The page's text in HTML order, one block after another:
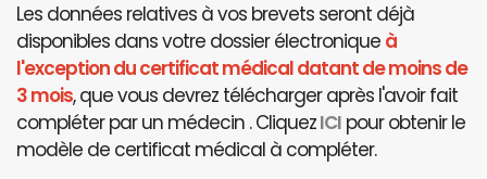
Les données relatives à vos brevets seront déjà
disponibles dans votre dossier électronique à
l'exception du certificat médical datant de moins de
3 mois, que vous devrez télécharger après l'avoir fait
compléter par un médecin . CliquezICI pour obtenir le
modèle de certificat médical à compléter.